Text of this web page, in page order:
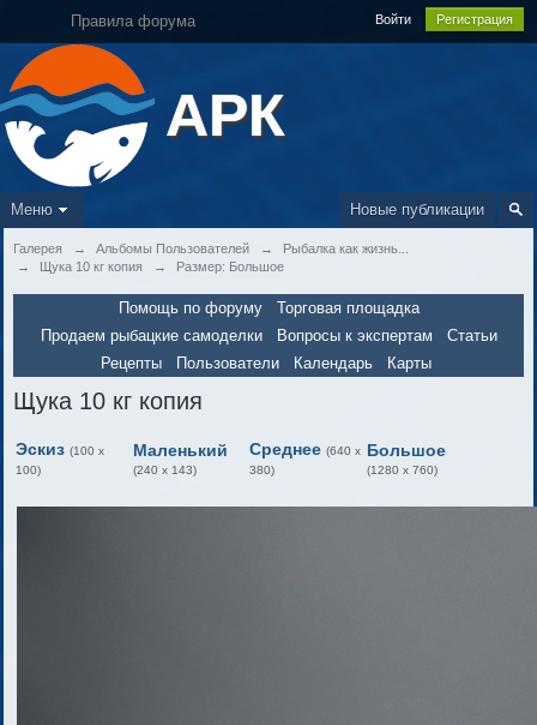
Правила форума Войти Регистрация
АРК
Новые публикации
Меню
Галерея → Альбомы Пользователей →
Рыбалка как жизнь...
→
Щука 10 кг копия → Размер: Большое
Помощь по форуму
Торговая площадка
Продаем рыбацкие самоделки
Вопросы к экспертам
Статьи
Рецепты
Пользователи Календарь Карты
Щука 10 кг копия
Эскиз (100 x
100)
Маленький
(240 x 143)
Среднее (640 x
380)
Большое
(1280 x 760)